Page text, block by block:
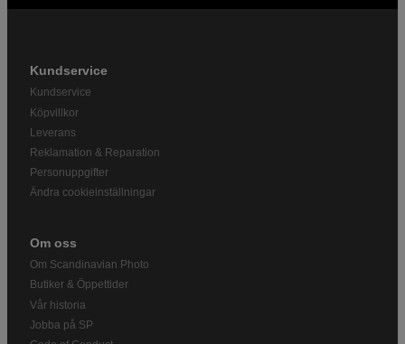
Kundservice
Kundservice
Köpvillkor
Leverans
Reklamation & Reparation
Personuppgifter
Ändra cookieinställningar
Om oss
Om Scandinavian Photo
Butiker & Öppettider
Vår historia
Jobba på SP